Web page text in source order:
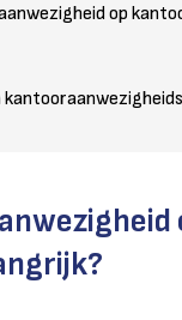
op